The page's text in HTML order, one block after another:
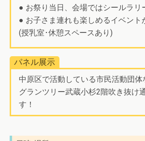
● お祭り当日、会場ではシールラリ
● お子さま連れも楽しめるイベント
(授乳室･休憩スペースあり)
パネル展示
中原区で活動している市民活動団
グランツリー武蔵小杉2階吹き抜け
す！